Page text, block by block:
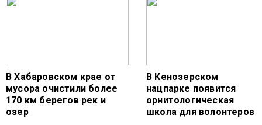
В Хабаровском крае от
мусора очистили более
170 км берегов рек и
озер
В Кенозерском
нацпарке появится
орнитологическая
школа для волонтеров